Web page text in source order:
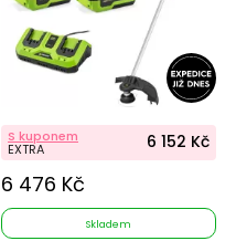
S kuponem
EXTRA 6 152 Kč
6 476 Kč
Skladem